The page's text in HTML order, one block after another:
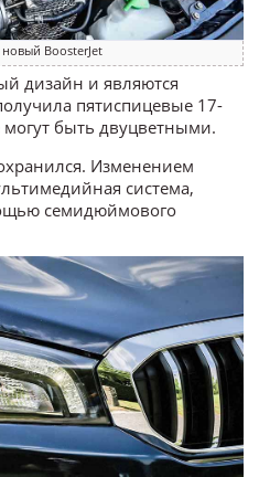
BoosterJet
дизайн и являются
пятиспицевые 17-
быть двуцветными.
Изменением
система,
семидюймового